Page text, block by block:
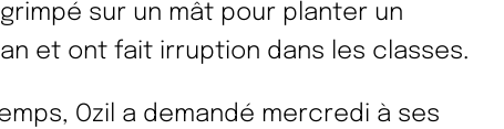
sur un mât pour planter un
et ont fait irruption dans les classes.
Ozil a demandé mercredi à ses